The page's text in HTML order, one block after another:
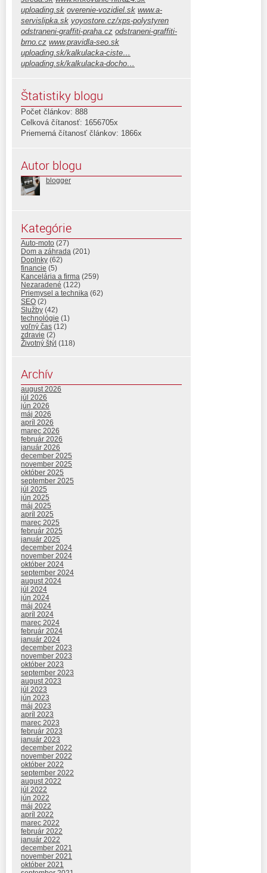
uploading.sk overenie-vozidiel.sk www.a-
servislipka.sk yoyostore.cz/xps-polystyren
odstraneni-graffiti-praha.cz odstraneni-graffiti-
brno.cz www.pravidla-seo.sk
uploading.sk/kalkulacka-ciste…
uploading.sk/kalkulacka-docho…
Štatistiky blogu
Počet článkov: 888
Celková čítanosť: 1656705x
Priemerná čítanosť článkov: 1866x
Autor blogu
blogger
Kategórie
Auto-moto (27)
Dom a záhrada (201)
Doplnky (62)
financie (5)
Kancelária a firma (259)
Nezaradené (122)
Priemysel a technika (62)
SEO (2)
Služby (42)
technológie (1)
voľný čas (12)
zdravie (2)
Životný štýl (118)
Archív
august 2026
júl 2026
jún 2026
máj 2026
apríl 2026
marec 2026
február 2026
január 2026
december 2025
november 2025
október 2025
september 2025
júl 2025
jún 2025
máj 2025
apríl 2025
marec 2025
február 2025
január 2025
december 2024
november 2024
október 2024
september 2024
august 2024
júl 2024
jún 2024
máj 2024
apríl 2024
marec 2024
február 2024
január 2024
december 2023
november 2023
október 2023
september 2023
august 2023
júl 2023
jún 2023
máj 2023
apríl 2023
marec 2023
február 2023
január 2023
december 2022
november 2022
október 2022
september 2022
august 2022
júl 2022
jún 2022
máj 2022
apríl 2022
marec 2022
február 2022
január 2022
december 2021
november 2021
október 2021